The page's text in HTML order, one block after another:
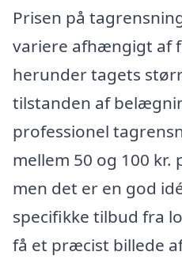
Prisen på
variere afhængigt af
herunder tagets
tilstanden af
professionel
mellem 50 og 100 kr.
men det er en god
specifikke tilbud fra
få et præcist billede